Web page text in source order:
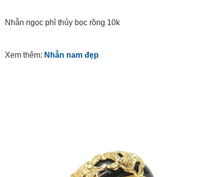
Nhẫn ngọc phỉ thủy bọc rồng 10k
Xem thêm: Nhẫn nam đẹp